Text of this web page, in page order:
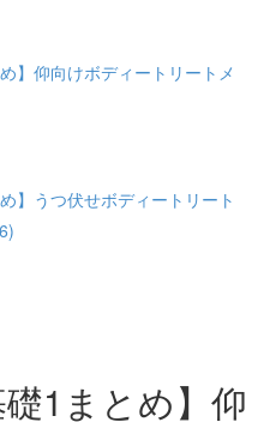
】仰向けボディートリートメ
】うつ伏せボディートリート
1まとめ】仰